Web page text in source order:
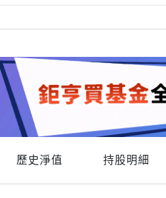
歷史淨值 持股明細